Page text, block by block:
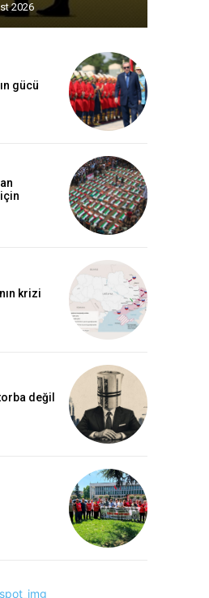
2026
gücü
krizi
değil